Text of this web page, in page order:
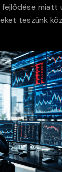
miatt
teszünk